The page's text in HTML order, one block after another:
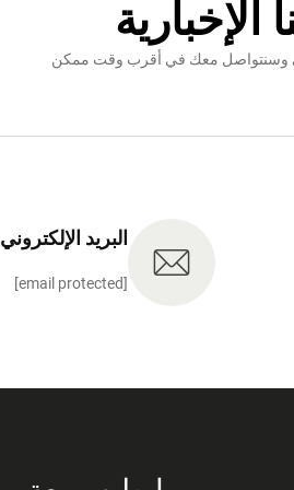
وسنتواصل معك في أقرب وقت ممكن
البريد الإلكتروني
[email protected]